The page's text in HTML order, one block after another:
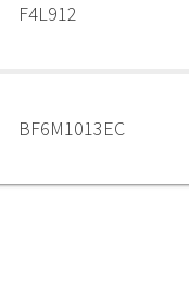
F4L912
BF6M1013EC